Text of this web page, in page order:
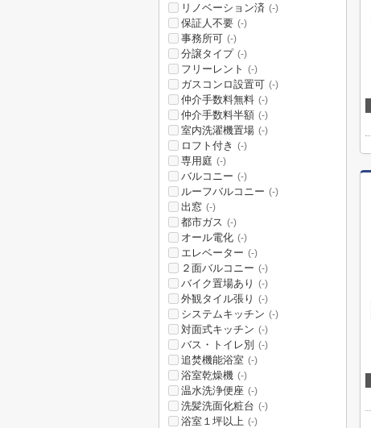
リノベーション済 (-)
保証人不要 (-)
事務所可 (-)
分譲タイプ (-)
フリーレント (-)
ガスコンロ設置可 (-)
仲介手数料無料 (-)
仲介手数料半額 (-)
室内洗濯機置場 (-)
ロフト付き (-)
専用庭 (-)
バルコニー (-)
ルーフバルコニー (-)
出窓 (-)
都市ガス (-)
オール電化 (-)
エレベーター (-)
２面バルコニー (-)
バイク置場あり (-)
外観タイル張り (-)
システムキッチン (-)
対面式キッチン (-)
バス・トイレ別 (-)
追焚機能浴室 (-)
浴室乾燥機 (-)
温水洗浄便座 (-)
洗髪洗面化粧台 (-)
浴室１坪以上 (-)